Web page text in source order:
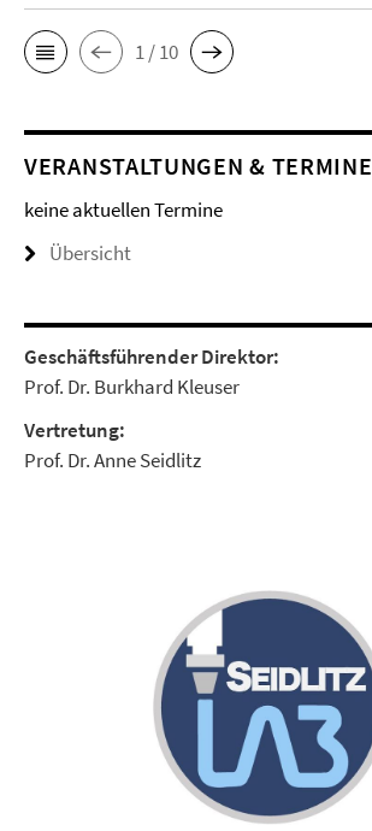
1 / 10
VERANSTALTUNGEN & TERMINE
keine aktuellen Termine
Übersicht
Geschäftsführender Direktor:
Prof. Dr. Burkhard Kleuser
Vertretung:
Prof. Dr. Anne Seidlitz